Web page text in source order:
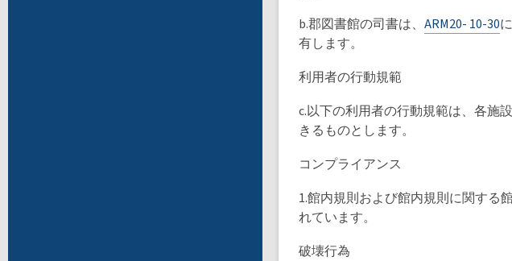
b.郡図書館の司書は、 ARM20- 10-30
有します。
利用者の行動規範
c.以下の利用者の行動規範は、各施
きるものとします。
コンプライアンス
1.館内規則および館内規則に関する
れています。
破壊行為